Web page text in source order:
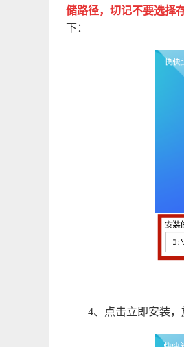
储路径，切记不要选择
下：
4、点击立即安装